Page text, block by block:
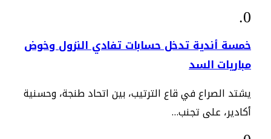
خمسة أندية تدخل حسابات تفادي النزول وخوض
مباريات السد
يشتد الصراع في قاع الترتيب، بين اتحاد طنجة، وحسنية
أكادير، على تجنب…